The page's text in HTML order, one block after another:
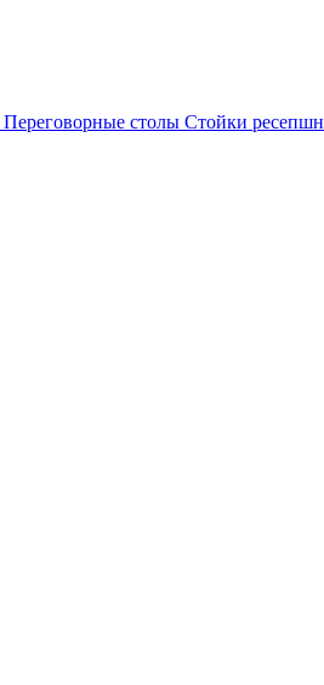
Переговорные столы Стойки ресепшн